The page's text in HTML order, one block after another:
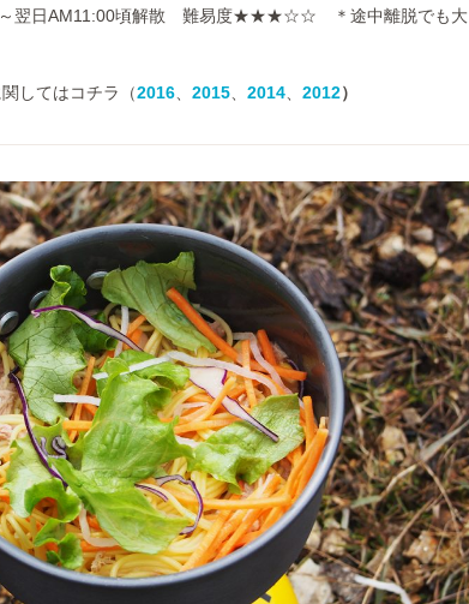
～翌日AM11:00頃解散 難易度★★★☆☆ ＊途中離脱でも大
してはコチラ（2016 2015 2014 2012）